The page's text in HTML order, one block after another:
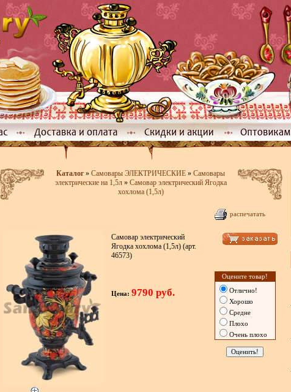
Каталог» Самовары ЭЛЕКТРИЧЕСКИЕ » Самовары
электрические на 1,5л» Самовар электрический Ягодка
хохлома (1,5л)
распечатать
Самовар электрический
Ягодка хохлома (1,5л) (арт.
46573)
Цена: 9790 руб.
Оцените товар!
Отлично!
Хорошо
Средне
Плохо
Очень плохо